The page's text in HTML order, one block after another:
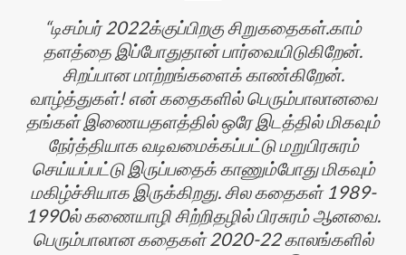
டிசம்பர் 2022க்குப்பிறகு சிறுகதைகள்.காம்
தளத்தை இப்போதுதான் பார்வையிடுகிறேன்.
சிறப்பான மாற்றங்களைக் காண்கிறேன்.
வாழ்த்துகள்! என் கதைகளில் பெரும்பாலானவை
தங்கள் இணையதளத்தில் ஒரே இடத்தில் மிகவும்
நேர்த்தியாக வடிவமைக்கப்பட்டு மறுபிரசுரம்
செய்யப்பட்டு இருப்பதைக் காணும்போது மிகவும்
மகிழ்ச்சியாக இருக்கிறது. சில கதைகள் 1989-
1990ல் கணையாழி சிற்றிதழில் பிரசுரம் ஆனவை.
பெரும்பாலான கதைகள் 2020-22 காலங்களில்